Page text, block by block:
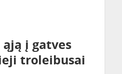
ąją į gatves
troleibusai